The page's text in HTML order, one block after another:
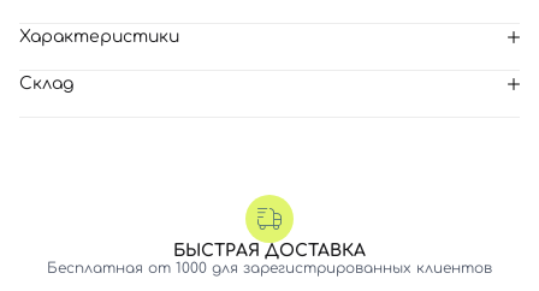
Характеристики
Склад
БЫСТРАЯ ДОСТАВКА
Бесплатная от 1000 для зарегистрированных клиентов